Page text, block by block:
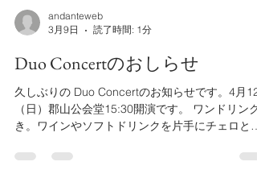
3月9日
読了時間: 1分
Duo Concertのおしらせ
久しぶりの Duo Concertのお知らせです。4月12
き。ワインやソフトドリンクを片手にチェロとピ